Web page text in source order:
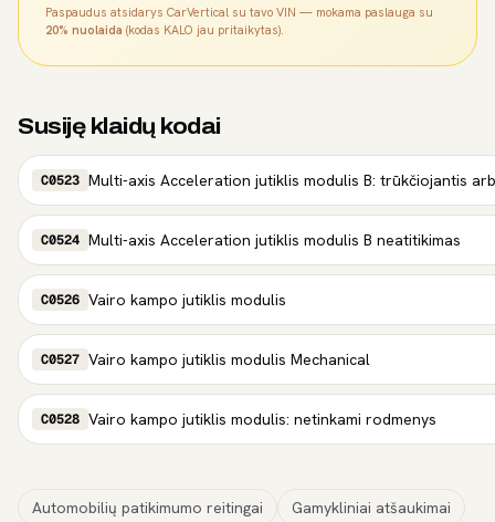
Paspaudus atsidarys CarVertical su tavo VIN — mokama paslauga su
20% nuolaida (kodas KALO jau pritaikytas).
Susiję klaidų kodai
C0523 Multi-axis Acceleration jutiklis modulis B: trūkčiojantis
C0524 Multi-axis Acceleration jutiklis modulis B neatitikimas
C0526 Vairo kampo jutiklis modulis
C0527 Vairo kampo jutiklis modulis Mechanical
C0528 Vairo kampo jutiklis modulis: netinkami rodmenys
Automobilių patikimumo reitingai
Gamykliniai atšaukimai